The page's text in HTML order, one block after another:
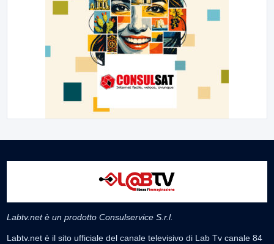
Labtv.net è un prodotto Consulservice S.r.l.
Labtv.net è il sito ufficiale del canale televisivo di Lab Tv canale 84